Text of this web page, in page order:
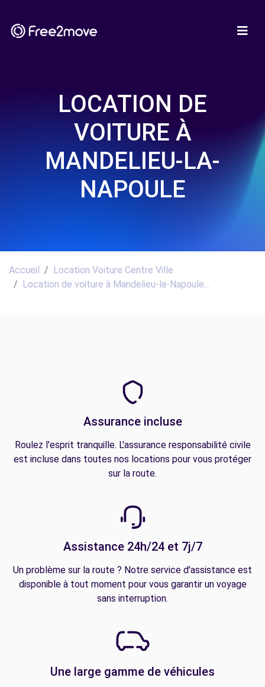
LOCATION DE
VOITURE À
MANDELIEU-LA-
NAPOULE
Accueil
Location Voiture Centre Ville
Location de voiture à Mandelieu-la-Napoule...
Assurance incluse
Roulez l'esprit tranquille. L'assurance responsabilité civile
est incluse dans toutes nos locations pour vous protéger
sur la route.
Assistance 24h/24 et 7j/7
Un problème sur la route ? Notre service d'assistance est
disponible à tout moment pour vous garantir un voyage
sans interruption.
Une large gamme de véhicules